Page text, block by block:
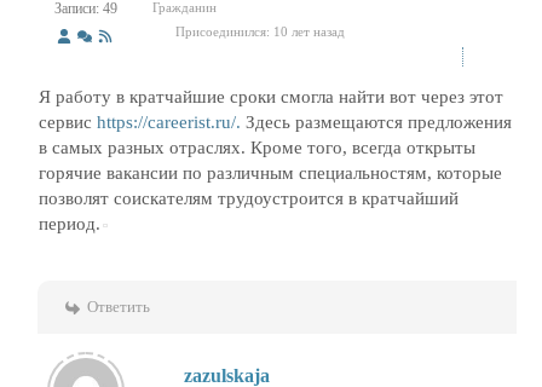
Записи: 49
Гражданин
Присоединился: 10 лет назад
Я работу в кратчайшие сроки смогла найти вот через этот
сервис https://careerist.ru/. Здесь размещаются предложения
в самых разных отраслях. Кроме того, всегда открыты
горячие вакансии по различным специальностям, которые
позволят соискателям трудоустроится в кратчайший
период.
Ответить
zazulskaja